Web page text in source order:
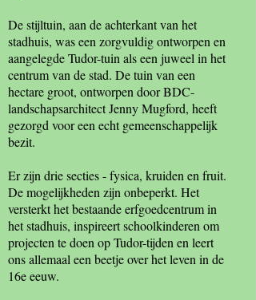
De stijltuin, aan de achterkant van het
stadhuis, was een zorgvuldig ontworpen en
aangelegde Tudor-tuin als een juweel in het
centrum van de stad. De tuin van een
hectare groot, ontworpen door BDC-
landschapsarchitect Jenny Mugford, heeft
gezorgd voor een echt gemeenschappelijk
bezit.
Er zijn drie secties - fysica, kruiden en fruit.
De mogelijkheden zijn onbeperkt. Het
versterkt het bestaande erfgoedcentrum in
het stadhuis, inspireert schoolkinderen om
projecten te doen op Tudor-tijden en leert
ons allemaal een beetje over het leven in de
16e eeuw.